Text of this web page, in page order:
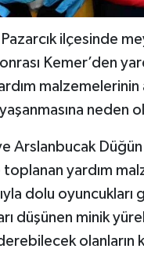
Pazarcık ilçesinde
Kemer’den
malzemelerinin
neden
Arslanbucak
yardım
dolu
düşünen minik
olanların